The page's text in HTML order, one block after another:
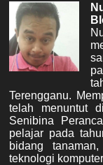
Terengganu.
telah menuntut
Senibina
pelajar pada
bidang
teknologi